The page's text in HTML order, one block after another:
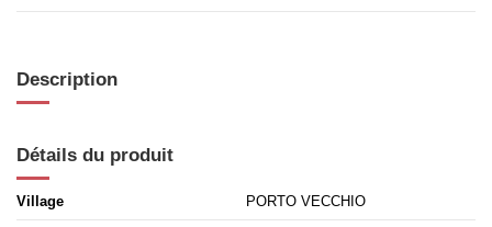
Description
Détails du produit
Village PORTO VECCHIO